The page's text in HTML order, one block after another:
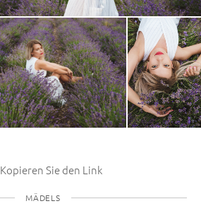
Kopieren Sie den Link
MÄDELS